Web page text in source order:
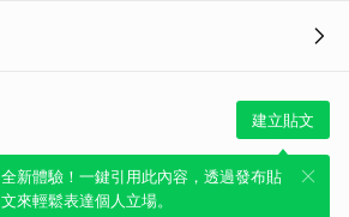
建立貼文
全新體驗！一鍵引用此內容，透過發布貼
文來輕鬆表達個人立場。